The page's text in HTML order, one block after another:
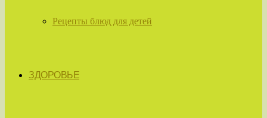
Рецепты блюд для детей
ЗДОРОВЬЕ